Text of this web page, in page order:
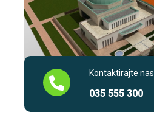
Kontaktirajte nas
035 555 300